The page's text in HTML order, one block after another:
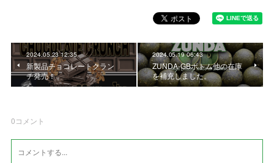
2024.05.23 12:35
新製品チョコレートクラン
チ発売！
2024.05.19 06:43
ZUNDA-GBボトム他の在庫
を補充しました。
0コメント